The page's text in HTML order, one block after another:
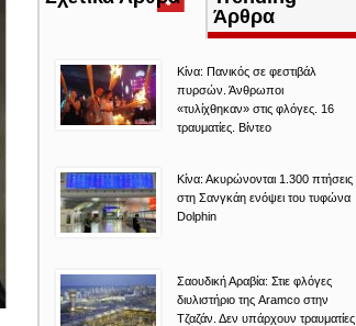
καρτέλα)
Άρθρα
Κίνα: Πανικός σε φεστιβάλ
πυρσών. Άνθρωποι
«τυλίχθηκαν» στις φλόγες. 16
τραυματίες. Βίντεο
Κίνα: Ακυρώνονται 1.300 πτήσεις
στη Σανγκάη ενόψει του τυφώνα
Dolphin
Σαουδική Αραβία: Στιε φλόγες
διυλιστήριο της Aramco στην
Τζαζάν. Δεν υπάρχουν τραυματίες